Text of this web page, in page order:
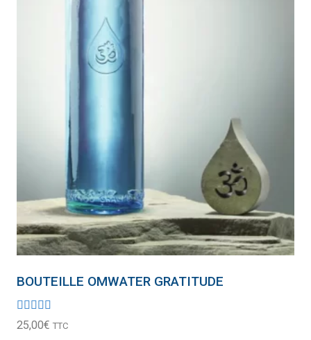
BOUTEILLE OMWATER GRATITUDE
Note
5.00
25,00€ TTC